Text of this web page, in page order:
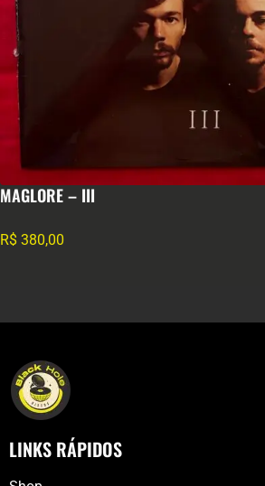
MAGLORE – III
R$ 380,00
LINKS RÁPIDOS